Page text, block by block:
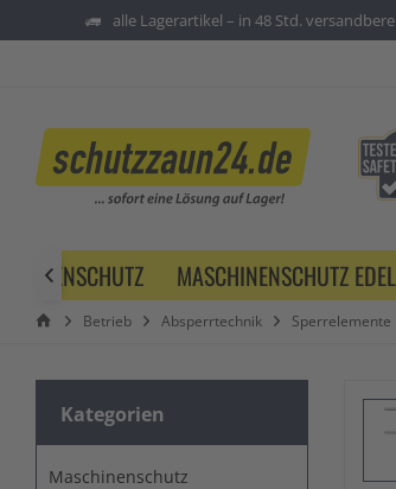
alle Lagerartikel – in 48 Std.
MASCHINENSCHUTZ

Betrieb Absperrtechnik Sperrelemente
Kategorien
Maschinenschutz